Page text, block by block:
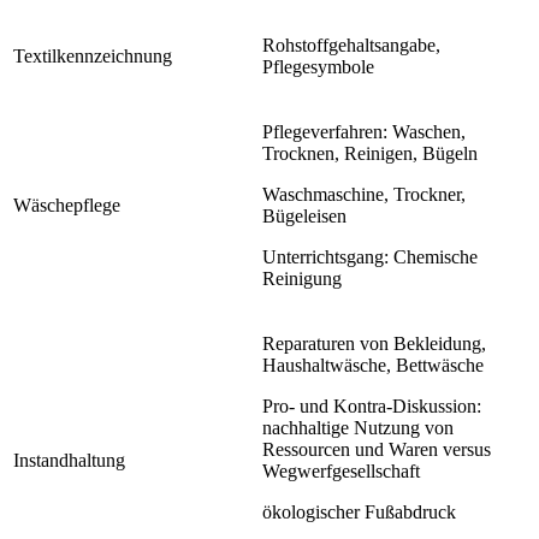
Textilkennzeichnung
Rohstoffgehaltsangabe,
Pflegesymbole
Wäschepflege
Pflegeverfahren: Waschen,
Trocknen, Reinigen, Bügeln
Waschmaschine, Trockner,
Bügeleisen
Unterrichtsgang: Chemische
Reinigung
Instandhaltung
Reparaturen von Bekleidung,
Haushaltwäsche, Bettwäsche
Pro- und Kontra-Diskussion:
nachhaltige Nutzung von
Ressourcen und Waren versus
Wegwerfgesellschaft
ökologischer Fußabdruck